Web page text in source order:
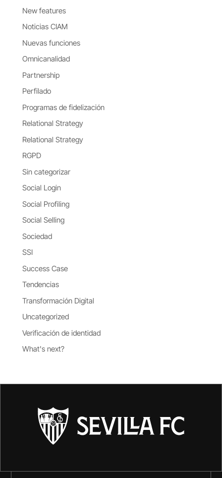
New features
Noticias CIAM
Nuevas funciones
Omnicanalidad
Partnership
Perfilado
Programas de fidelización
Relational Strategy
Relational Strategy
RGPD
Sin categorizar
Social Login
Social Profiling
Social Selling
Sociedad
SSI
Success Case
Tendencias
Transformación Digital
Uncategorized
Verificación de identidad
What's next?